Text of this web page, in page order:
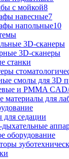
с мойкой8
навесные7
напольные10
3D-сканеры
3D-сканеры
станки
смолы для 3D
и PMMA
материалы для
для седации
оборудование